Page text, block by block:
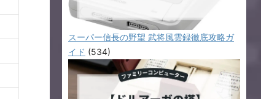
スーパー信長の野望 武将風雲録徹底攻略ガ
イド (534)